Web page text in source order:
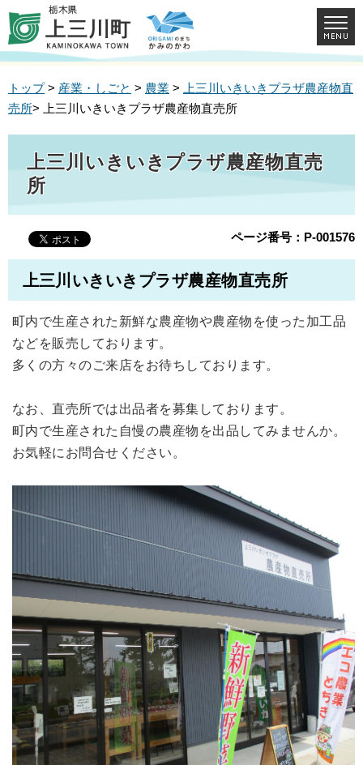
トップ> 産業・しごと > 農業 >
上三川いきいきプラザ農産物直
売所> 上三川いきいきプラザ農産物直売所
上三川いきいきプラザ農産物直売
所
ページ番号：P-001576
上三川いきいきプラザ農産物直売所
町内で生産された新鮮な農産物や農産物を使った加工品
などを販売しております。
多くの方々のご来店をお待ちしております。
なお、直売所では出品者を募集しております。
町内で生産された自慢の農産物を出品してみませんか。
お気軽にお問合せください。